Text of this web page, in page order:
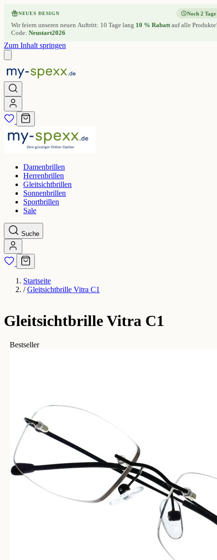
NEUES DESIGN
Wir feiern unseren neuen Auftritt: 10 Tage lang 10 % Rabattauf alle
Code: Neustart2026
Noch 2 Tage
Zum Inhalt springen
Damenbrillen
Herrenbrillen
Gleitsichtbrillen
Sonnenbrillen
Sportbrillen
Sale
Suche
Startseite
/ Gleitsichtbrille Vitra C1
Gleitsichtbrille Vitra C1
Bestseller